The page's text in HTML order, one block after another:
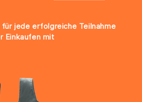
für jede erfolgreiche Teilnahme
Einkaufen mit